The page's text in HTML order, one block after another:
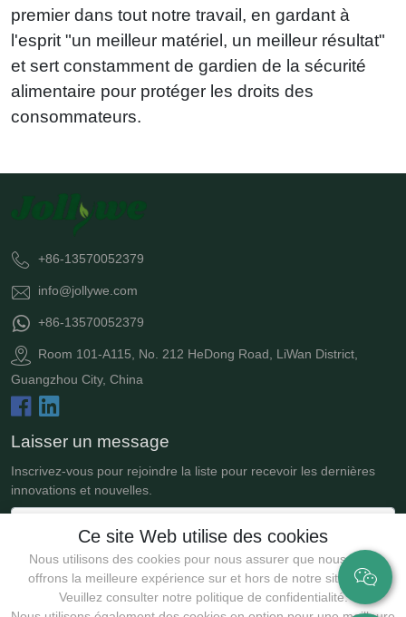
premier dans tout notre travail, en gardant à
l'esprit "un meilleur matériel, un meilleur résultat"
et sert constamment de gardien de la sécurité
alimentaire pour protéger les droits des
consommateurs.
Ce site Web utilise des cookies
Nous utilisons des cookies pour nous assurer que nous vous
offrons la meilleure expérience sur et hors de notre site Web.
Veuillez consulter notre politique de confidentialité.
+86-13570052379
info@jollywe.com
+86-13570052379
Room 101-A115, No. 212 HeDong Road, LiWan District,
Guangzhou City, China
Laisser un message
Inscrivez-vous pour rejoindre la liste pour recevoir les dernières
innovations et nouvelles.